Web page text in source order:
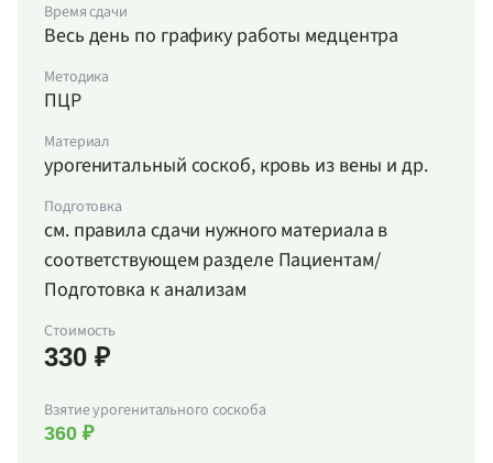
Время сдачи
Весь день по графику работы медцентра
Методика
ПЦР
Материал
урогенитальный соскоб, кровь из вены и др.
Подготовка
см. правила сдачи нужного материала в
соответствующем разделе Пациентам/
Подготовка к анализам
Стоимость
330 ₽
Взятие урогенитального соскоба
360 ₽